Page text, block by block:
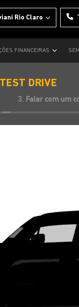
Rio Claro
FINANCEIRAS
DRIVE
3. Falar com um